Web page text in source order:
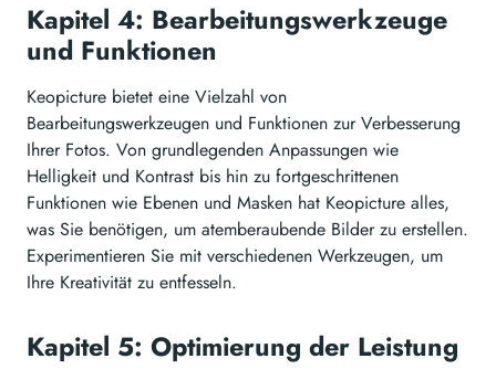
Kapitel 4: Bearbeitungswerkzeuge
und Funktionen
Keopicture bietet eine Vielzahl von
Bearbeitungswerkzeugen und Funktionen zur Verbesserung
Ihrer Fotos. Von grundlegenden Anpassungen wie
Helligkeit und Kontrast bis hin zu fortgeschrittenen
Funktionen wie Ebenen und Masken hat Keopicture alles,
was Sie benötigen, um atemberaubende Bilder zu erstellen.
Experimentieren Sie mit verschiedenen Werkzeugen, um
Ihre Kreativität zu entfesseln.
Kapitel 5: Optimierung der Leistung